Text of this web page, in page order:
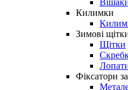
Килимки
Зимові
Щітки
Фіксатори